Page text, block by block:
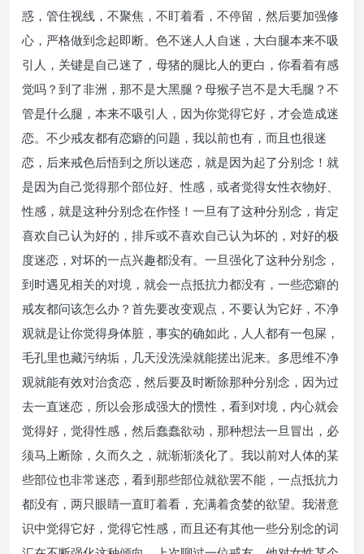
惑，管住视线，不聚焦，不盯着看，不停留，然后要加强修
心，严格做到念起即断。色不迷人人自迷，大白腿本来不吸
引人，关键是自己迷了，母猪的腿比人的更白，你看着有感
觉吗？到了非洲，那不是大黑腿？母猴子岂不是大毛腿？不
管是什么腿，本来不吸引人，因为你觉得它好，才会造成迷
恋。不少戒友都有恋癖的问题，我以前也有，而且也很迷
恋，后来戒色后悟到之所以迷恋，就是因为起了分别念！就
是因为自己觉得那个部位好、性感，或者觉得女性衣物好、
性感，就是这种分别念在作怪！一旦有了这种分别念，肯定
喜欢自己认为好的，排斥或不喜欢自己认为坏的，对好的极
度迷恋，对坏的一点兴趣都没有。一旦强化了这种分别念，
到时遇见相关的对境，就会一点抵抗力都没有，一些恋癖的
戒友都问该怎么办？首先要改变观点，不要认为它好，不净
观就是让你觉得身体脏，事实的确如此，人人都有一包屎，
毛孔里也藏污纳垢，几天没洗澡就能搓出泥来。多思维不净
观就能有效对治贪恋，然后要及时断除那种分别念，因为过
去一直迷恋，所以会形成强大的惯性，看到对境，内心就会
觉得好，觉得性感，然后蠢蠢欲动，那种想法一旦冒出，必
须马上断除，久而久之，就渐渐淡化了。我以前对人体的某
些部位也非常迷恋，看到那些部位就欲罢不能，一点抵抗力
都没有，两只眼睛一直盯着看，充满着贪婪的欲望。我潜意
识中觉得它好，觉得它性感，而且还有其他一些分别念的词